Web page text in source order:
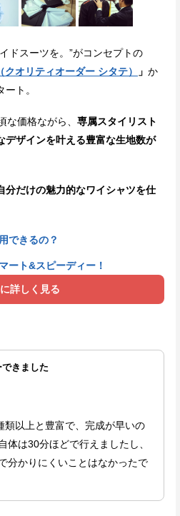
ドスーツを。”がコンセプトの
オリティオーダー シタテ） 」 か
ート。
な価格ながら、 専属スタイリスト
デザインを叶える豊富な生地数が
分だけの魅力的なワイシャツを仕
できるの？
ート&スピーディー！
詳しく見る
きました
類以上と豊富で、完成が早いの
体は30分ほどで行えましたし、
分かりにくいことはなかったで